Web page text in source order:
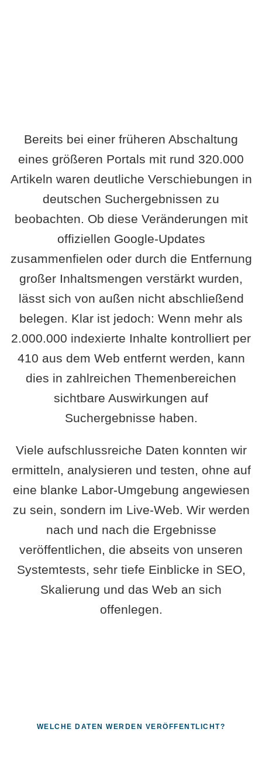
Bereits bei einer früheren Abschaltung
eines größeren Portals mit rund 320.000
Artikeln waren deutliche Verschiebungen in
deutschen Suchergebnissen zu
beobachten. Ob diese Veränderungen mit
offiziellen Google-Updates
zusammenfielen oder durch die Entfernung
großer Inhaltsmengen verstärkt wurden,
lässt sich von außen nicht abschließend
belegen. Klar ist jedoch: Wenn mehr als
2.000.000 indexierte Inhalte kontrolliert per
410 aus dem Web entfernt werden, kann
dies in zahlreichen Themenbereichen
sichtbare Auswirkungen auf
Suchergebnisse haben.
Viele aufschlussreiche Daten konnten wir
ermitteln, analysieren und testen, ohne auf
eine blanke Labor-Umgebung angewiesen
zu sein, sondern im Live-Web. Wir werden
nach und nach die Ergebnisse
veröffentlichen, die abseits von unseren
Systemtests, sehr tiefe Einblicke in SEO,
Skalierung und das Web an sich
offenlegen.
WELCHE DATEN WERDEN VERÖFFENTLICHT?